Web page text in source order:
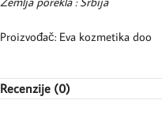
Proizvođač: Eva kozmetika doo
Recenzije (0)